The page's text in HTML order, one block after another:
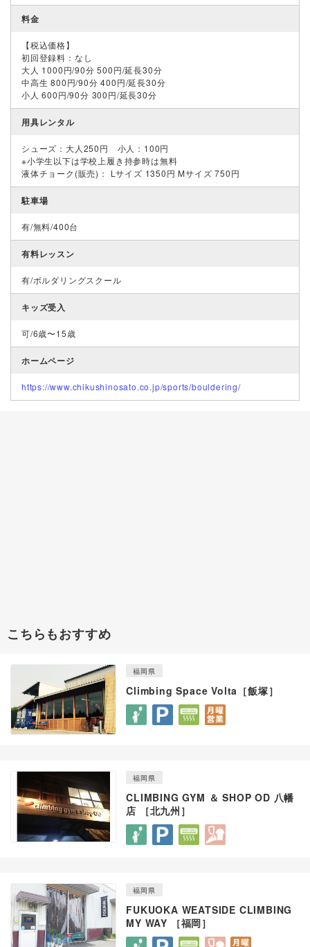
料金
【税込価格】
初回登録料：なし
大人 1000円/90分 500円/延長30分
中高生 800円/90分 400円/延長30分
小人 600円/90分 300円/延長30分
用具レンタル
シューズ：大人250円 小人：100円
※小学生以下は学校上履き持参時は無料
液体チョーク(販売)： Lサイズ 1350円 Mサイズ 750円
駐車場
有/無料/400台
有料レッスン
有/ボルダリングスクール
キッズ受入
可/6歳〜15歳
ホームページ
https://www.chikushinosato.co.jp/sports/bouldering/
こちらもおすすめ
福岡県
Climbing Space Volta［飯塚］
福岡県
CLIMBING GYM ＆ SHOP OD 八幡
店 ［北九州］
福岡県
FUKUOKA WEATSIDE CLIMBING
MY WAY ［福岡］